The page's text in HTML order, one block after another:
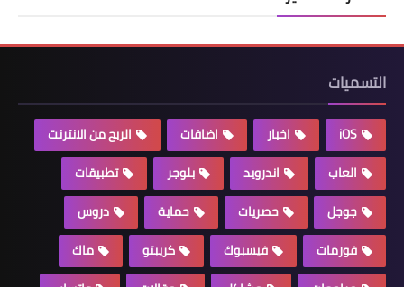
التسميات
iOS اخبار اضافات
الربح من الانترنت
العاب
اندرويد بلوجر
تطبيقات
جوجل
حصريات حماية
دروس
فورمات
فيسبوك كريبتو
ماك